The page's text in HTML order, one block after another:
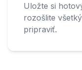
Uložte si
rozošlite
pripraviť.